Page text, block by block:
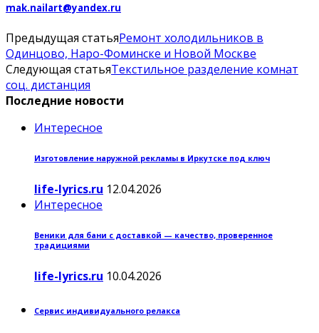
mak.nailart@yandex.ru
Предыдущая статьяРемонт холодильников в
Одинцово, Наро-Фоминске и Новой Москве
Следующая статьяТекстильное разделение комнат
соц. дистанция
Последние новости
Интересное
Изготовление наружной рекламы в Иркутске под ключ
life-lyrics.ru 12.04.2026
Интересное
Веники для бани с доставкой — качество, проверенное
традициями
life-lyrics.ru 10.04.2026
Сервис индивидуального релакса